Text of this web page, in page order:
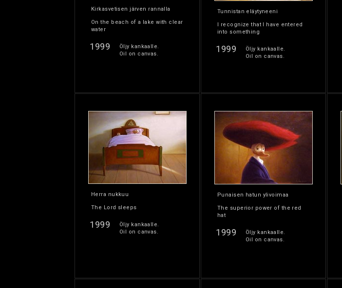
Kirkasvetisen järven rannalla
On the beach of a lake with clear
water
1999
Öljy kankaalle.
Oil on canvas.
Tunnistan eläytyneeni
I recognize that I have entered
into something
1999
Öljy kankaalle.
Oil on canvas.
Herra nukkuu
The Lord sleeps
1999
Öljy kankaalle.
Oil on canvas.
Punaisen hatun ylivoimaa
The superior power of the red
hat
1999
Öljy kankaalle.
Oil on canvas.